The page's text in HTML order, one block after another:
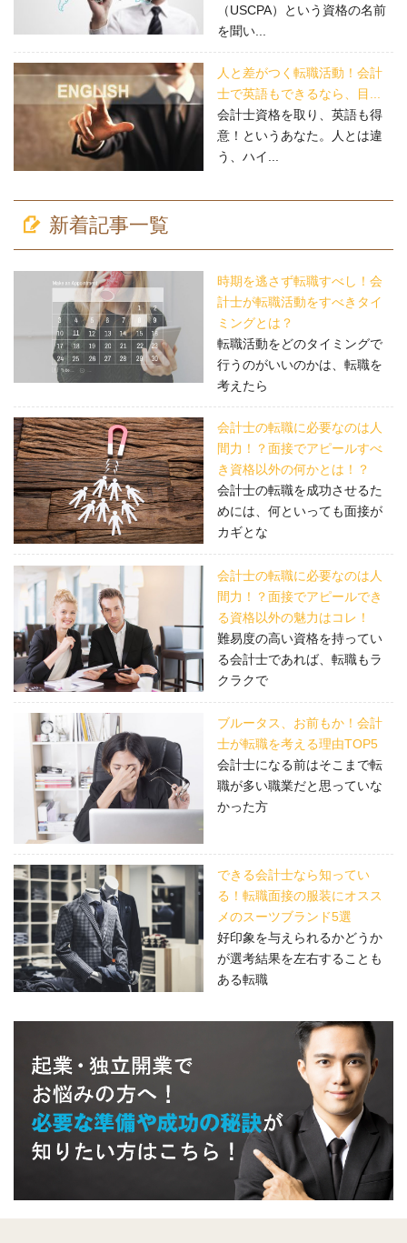
（USCPA）という資格の名前
を聞い...
人と差がつく転職活動！会計
士で英語もできるなら、目...
会計士資格を取り、英語も得
意！というあなた。人とは違
う、ハイ...
新着記事一覧
時期を逃さず転職すべし！会
計士が転職活動をすべきタイ
ミングとは？
転職活動をどのタイミングで
行うのがいいのかは、転職を
考えたら
会計士の転職に必要なのは人
間力！？面接でアピールすべ
き資格以外の何かとは！？
会計士の転職を成功させるた
めには、何といっても面接が
カギとな
会計士の転職に必要なのは人
間力！？面接でアピールでき
る資格以外の魅力はコレ！
難易度の高い資格を持ってい
る会計士であれば、転職もラ
クラクで
ブルータス、お前もか！会計
士が転職を考える理由TOP5
会計士になる前はそこまで転
職が多い職業だと思っていな
かった方
できる会計士なら知ってい
る！転職面接の服装にオスス
メのスーツブランド5選
好印象を与えられるかどうか
が選考結果を左右することも
ある転職